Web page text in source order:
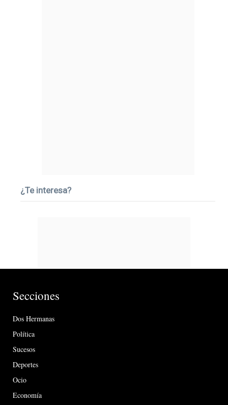
¿Te interesa?
Secciones
Dos Hermanas
Política
Sucesos
Deportes
Ocio
Economía